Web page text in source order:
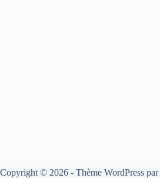
Copyright © 2026 - Thème WordPress par